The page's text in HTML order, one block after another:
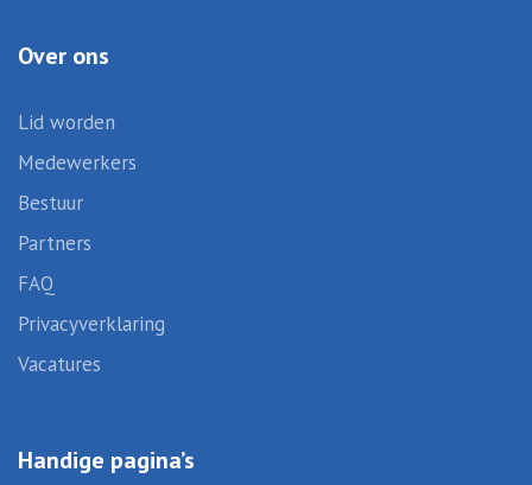
Over ons
Lid worden
Medewerkers
Bestuur
Partners
FAQ
Privacyverklaring
Vacatures
Handige pagina’s